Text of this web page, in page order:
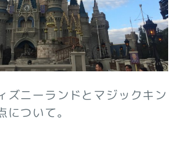
ズニーランドとマジックキン
ついて。